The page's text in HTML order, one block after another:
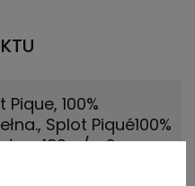
Pique, 100%
, Splot Piqué100%
180 g/m2